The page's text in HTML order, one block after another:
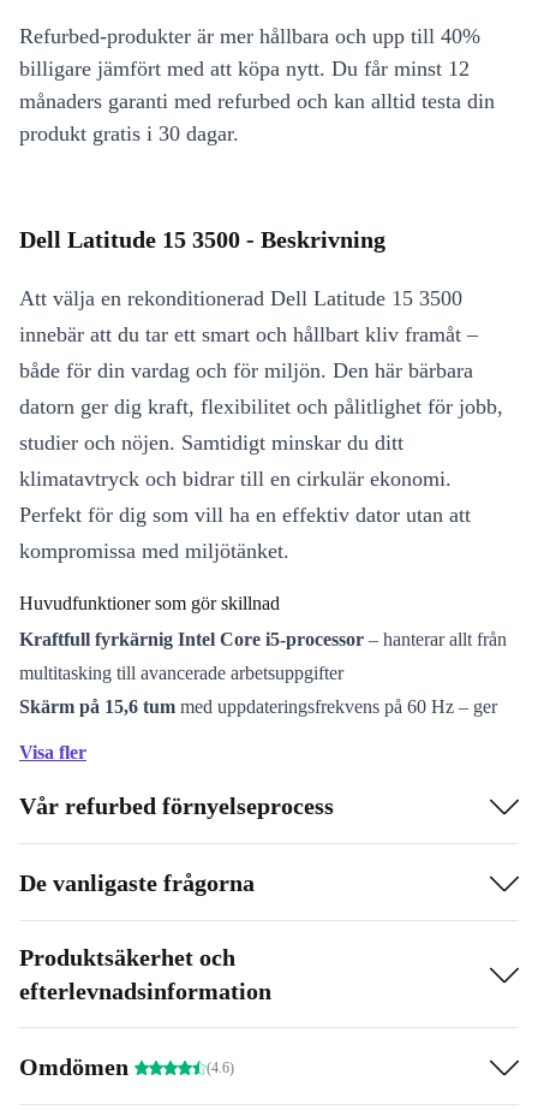
Refurbed-produkter är mer hållbara och upp till 40%
billigare jämfört med att köpa nytt. Du får minst 12
månaders garanti med refurbed och kan alltid testa din
produkt gratis i 30 dagar.
Dell Latitude 15 3500 - Beskrivning
Att välja en rekonditionerad Dell Latitude 15 3500
innebär att du tar ett smart och hållbart kliv framåt –
både för din vardag och för miljön. Den här bärbara
datorn ger dig kraft, flexibilitet och pålitlighet för jobb,
studier och nöjen. Samtidigt minskar du ditt
klimatavtryck och bidrar till en cirkulär ekonomi.
Perfekt för dig som vill ha en effektiv dator utan att
kompromissa med miljötänket.
Huvudfunktioner som gör skillnad
Kraftfull fyrkärnig Intel Core i5-processor – hanterar allt från
multitasking till avancerade arbetsuppgifter
Skärm på 15,6 tum med uppdateringsfrekvens på 60 Hz – ger
utrymme och skärpa för både arbete och underhållning
uppe
Flexibla anslutningsmöjligheter– USB-C, flera USB-A-portar,
HDMI, VGA och kortläsare gör det enkelt att koppla in det du
Låg vikt och smidig design – lätt att ta med i väskan, till jobbet
Visa fler
Vår refurbed förnyelseprocess
De vanligaste frågorna
Produktsäkerhet och
efterlevnadsinformation
Omdömen (4.6)